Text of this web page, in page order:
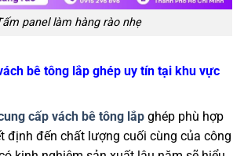
panel làm hàng rào nhẹ
bê tông lắp ghép uy tín tại khu vực
cấp vách bê tông lắp ghép phù hợp
định đến chất lượng cuối cùng của công